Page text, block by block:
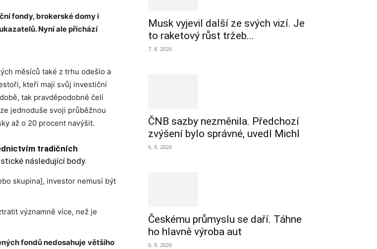
fondy, brokerské domy i
Nyní ale přichází
měsíců také z trhu odešlo a
kteří mají svůj investiční
tak pravděpodobně čelí
jednoduše svoji průběžnou
až o 20 procent navýšit.
tradičních
následující body.
skupina], investor nemusí být
významně více, než je
fondů nedosahuje většího
Musk vyjevil další ze svých vizí. Je
to raketový růst tržeb...
7. 8. 2026
ČNB sazby nezměnila. Předchozí
zvýšení bylo správné, uvedl Michl
6. 8. 2026
Českému průmyslu se daří. Táhne
ho hlavně výroba aut
6. 8. 2026